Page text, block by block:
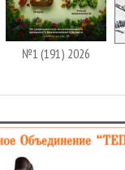
№1 (191) 2026